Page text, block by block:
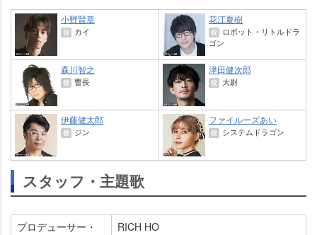
小野賢章
役 カイ
花江夏樹
役
ロボット・リトルドラ
ゴン
森川智之
役 曹長
津田健次郎
役 大尉
伊藤健太郎
役 ジン
ファイルーズあい
役 システムドラゴン
スタッフ・主題歌
プロデューサー・
RICH HO